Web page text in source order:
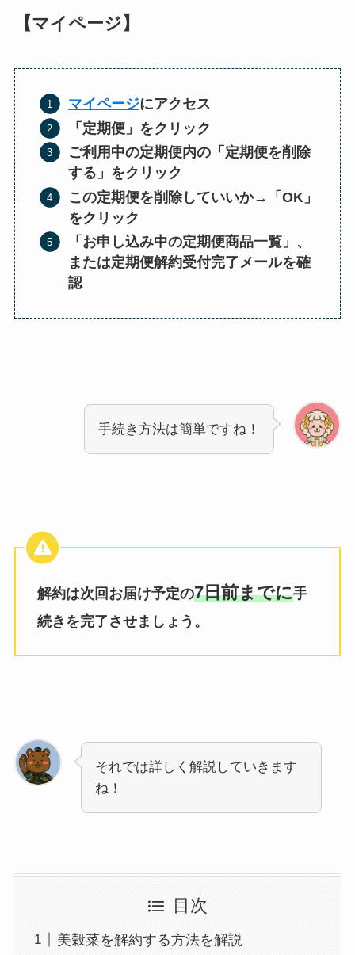
【マイページ】
マイページにアクセス
「定期便」をクリック
ご利用中の定期便内の「定期便を削除
する」をクリック
この定期便を削除していいか→「OK」
をクリック
「お申し込み中の定期便商品一覧」、
または定期便解約受付完了メールを確
認
手続き方法は簡単ですね！
解約は次回お届け予定の7日前までに手
続きを完了させましょう。
それでは詳しく解説していきます
ね！
目次
美穀菜を解約する方法を解説